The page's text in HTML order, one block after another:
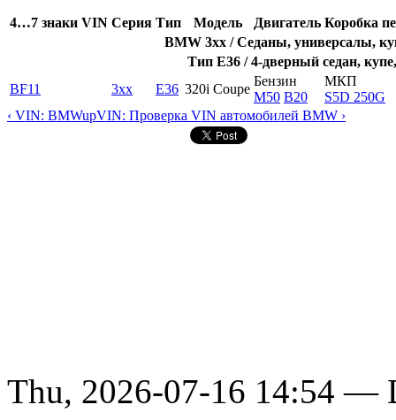
4…7 знаки VIN Серия Тип Модель Двигатель Коробка
BMW 3xx / Седаны, универсалы,
Тип E36 / 4-дверный седан,
BF11
3xx E36 320i Coupe
Бензин
M50 B20
МКП
S5D 250G
‹ VIN: BMWupVIN: Проверка VIN автомобилей BMW ›
Thu, 2026-07-16 14:54 —